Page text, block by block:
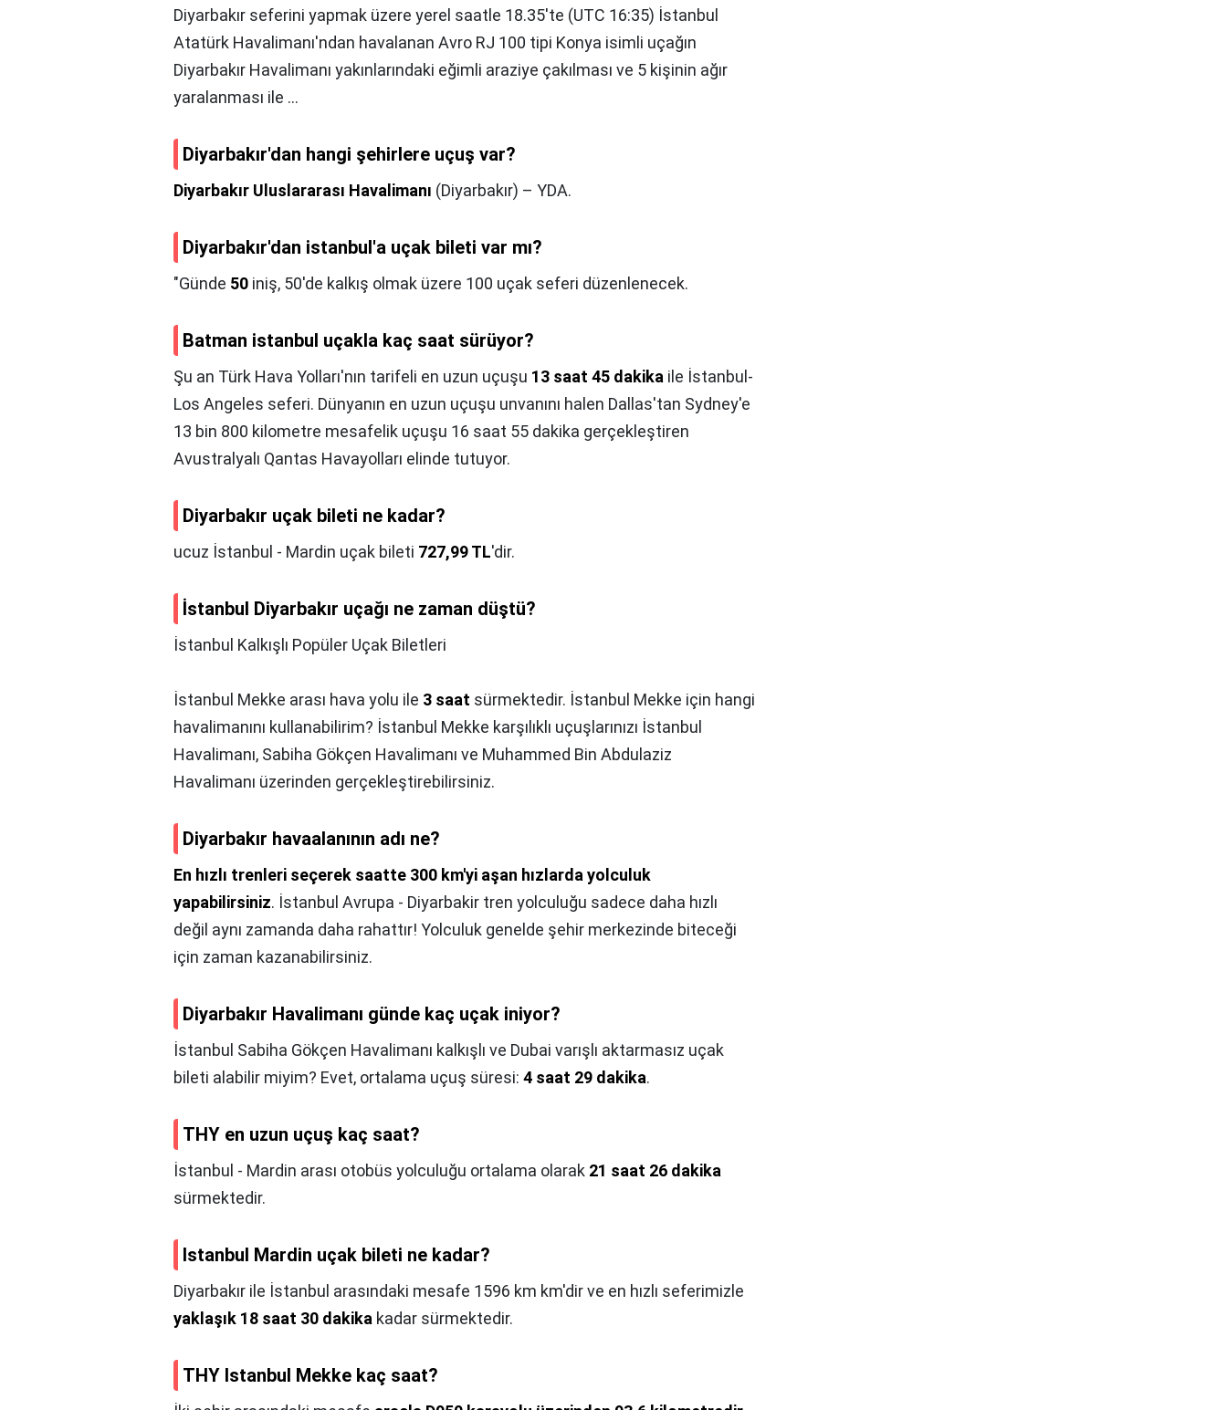
Diyarbakır seferini yapmak üzere yerel saatle 18.35'te (UTC 16:35) İstanbul
Atatürk Havalimanı'ndan havalanan Avro RJ 100 tipi Konya isimli uçağın
Diyarbakır Havalimanı yakınlarındaki eğimli araziye çakılması ve 5 kişinin ağır
yaralanması ile ...
Diyarbakır'dan hangi şehirlere uçuş var?
Diyarbakır Uluslararası Havalimanı (Diyarbakır) – YDA.
Diyarbakır'dan istanbul'a uçak bileti var mı?
"Günde 50 iniş, 50'de kalkış olmak üzere 100 uçak seferi düzenlenecek.
Batman istanbul uçakla kaç saat sürüyor?
Şu an Türk Hava Yolları'nın tarifeli en uzun uçuşu 13 saat 45 dakika ile İstanbul-
Los Angeles seferi. Dünyanın en uzun uçuşu unvanını halen Dallas'tan Sydney'e
13 bin 800 kilometre mesafelik uçuşu 16 saat 55 dakika gerçekleştiren
Avustralyalı Qantas Havayolları elinde tutuyor.
Diyarbakır uçak bileti ne kadar?
ucuz İstanbul - Mardin uçak bileti 727,99 TL'dir.
İstanbul Diyarbakır uçağı ne zaman düştü?
İstanbul Kalkışlı Popüler Uçak Biletleri
İstanbul Mekke arası hava yolu ile 3 saat sürmektedir. İstanbul Mekke için hangi
havalimanını kullanabilirim? İstanbul Mekke karşılıklı uçuşlarınızı İstanbul
Havalimanı, Sabiha Gökçen Havalimanı ve Muhammed Bin Abdulaziz
Havalimanı üzerinden gerçekleştirebilirsiniz.
Diyarbakır havaalanının adı ne?
En hızlı trenleri seçerek saatte 300 km'yi aşan hızlarda yolculuk
yapabilirsiniz. İstanbul Avrupa - Diyarbakir tren yolculuğu sadece daha hızlı
değil aynı zamanda daha rahattır! Yolculuk genelde şehir merkezinde biteceği
için zaman kazanabilirsiniz.
Diyarbakır Havalimanı günde kaç uçak iniyor?
İstanbul Sabiha Gökçen Havalimanı kalkışlı ve Dubai varışlı aktarmasız uçak
bileti alabilir miyim? Evet, ortalama uçuş süresi: 4 saat 29 dakika.
THY en uzun uçuş kaç saat?
İstanbul - Mardin arası otobüs yolculuğu ortalama olarak 21 saat 26 dakika
sürmektedir.
Istanbul Mardin uçak bileti ne kadar?
Diyarbakır ile İstanbul arasındaki mesafe 1596 km km'dir ve en hızlı seferimizle
yaklaşık 18 saat 30 dakika kadar sürmektedir.
THY Istanbul Mekke kaç saat?